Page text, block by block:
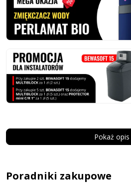
Pokaż opis
Poradniki zakupowe